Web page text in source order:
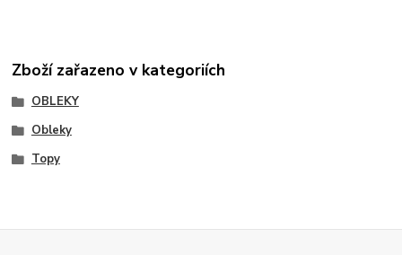
Zboží zařazeno v kategoriích
OBLEKY
Obleky
Topy